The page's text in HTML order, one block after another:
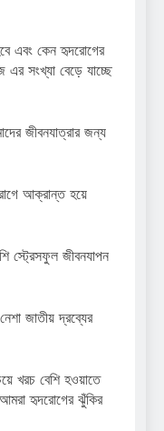
এবং কেন হৃদরোগের
সংখ্যা বেড়ে যাচ্ছে
জীবনযাত্রার জন্য
আক্রান্ত হয়ে
স্ট্রেসফুল জীবনযাপন
জাতীয় দ্রব্যের
খরচ বেশি হওয়াতে
হৃদরোগের ঝুঁকির